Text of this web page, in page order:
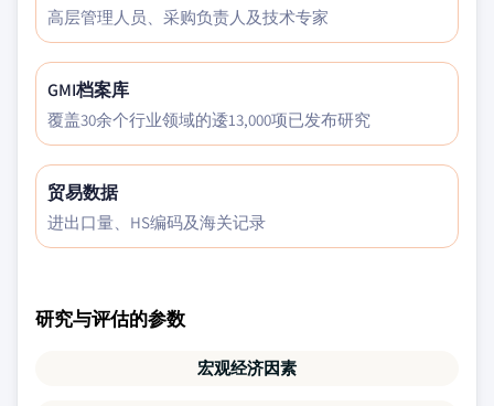
高层管理人员、采购负责人及技术专家
GMI档案库
覆盖30余个行业领域的逶13,000项已发布研究
贸易数据
进出口量、HS编码及海关记录
研究与评估的参数
宏观经济因素